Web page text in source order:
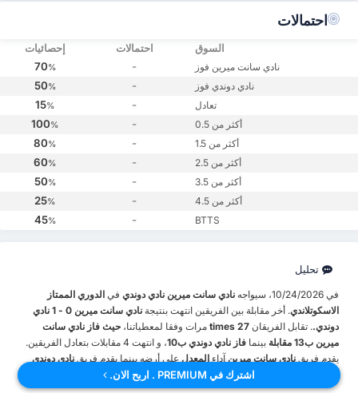
احتمالات
السوق احتمالات إحصائيات
نادي سانت ميرين فوز -
70%
نادي دوندي فوز -
50%
تعادل -
15%
أكثر من 0.5 -
100%
أكثر من 1.5 -
80%
أكثر من 2.5 -
60%
أكثر من 3.5 -
50%
أكثر من 4.5 -
25%
BTTS
-
45%
تحليل
في 10/24/2026، سيواجه نادي سانت ميرين نادي دوندي في الدوري الممتاز
الاسكوتلاندي. أخر مقابلة بين الفريقين انتهت بنتيجة
نادي سانت ميرين 0 - 1 نادي
دوندي.. تقابل الفريقان 27 times مرات وفقا لمعطياتنا، حيث فاز نادي سانت
ميرين ب13 مقابلة
بينما فاز نادي دوندي ب10
، و انتهت 4 مقابلات بتعادل الفريقين.
يقدم فريق نادي سانت ميرين آداء المعدل على أرضه بينما يقدم فريق نادي دوندي
جيد جدا خارج أرضه.
اشترك في PREMIUM . اربح الان.